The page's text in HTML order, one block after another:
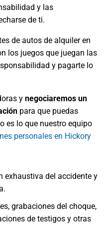
y las
de ti.
de autos de alquiler en
los juegos que juegan las
y pagarte lo
y negociaremos un
para que puedas
es lo que nuestro equipo
personales en Hickory
exhaustiva del accidente y
grabaciones del choque,
de testigos y otras